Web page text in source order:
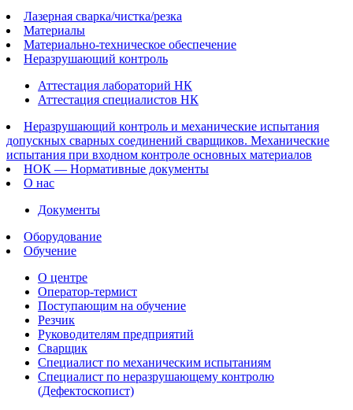
Лазерная сварка/чистка/резка
Материалы
Материально-техническое обеспечение
Неразрушающий контроль
Аттестация лабораторий НК
Аттестация специалистов НК
Неразрушающий контроль и механические испытания
допускных сварных соединений сварщиков. Механические
испытания при входном контроле основных материалов
НОК — Нормативные документы
О нас
Документы
Оборудование
Обучение
О центре
Оператор-термист
Поступающим на обучение
Резчик
Руководителям предприятий
Сварщик
Специалист по механическим испытаниям
Специалист по неразрушающему контролю
(Дефектоскопист)